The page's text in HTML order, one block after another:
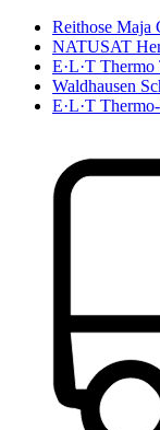
Reithose Maja
NATUSAT
E·L·T
Waldhausen
E·L·T